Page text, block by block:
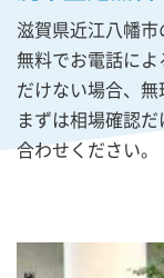
滋賀県近江八幡
無料でお電話に
だけない場合、
まずは相場確認
合わせください。